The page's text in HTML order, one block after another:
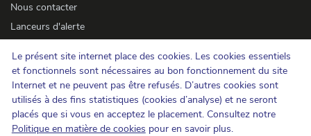
Le présent site internet place des cookies. Les cookies essentiels
et fonctionnels sont nécessaires au bon fonctionnement du site
Internet et ne peuvent pas être refusés. D’autres cookies sont
utilisés à des fins statistiques (cookies d’analyse) et ne seront
placés que si vous en acceptez le placement. Consultez notre
Politique en matière de cookies pour en savoir plus.
Nous contacter
Lanceurs d'alerte
Accessibilité
Presse
Cookies